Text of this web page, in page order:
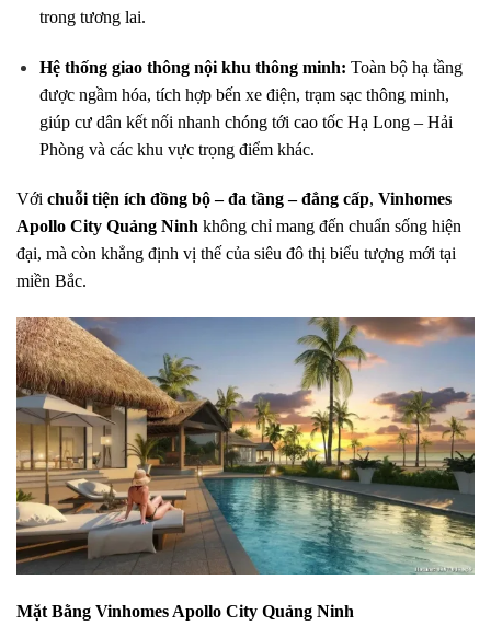
trong tương lai.
Hệ thống giao thông nội khu thông minh: Toàn bộ hạ tầng
được ngầm hóa, tích hợp bến xe điện, trạm sạc thông minh,
giúp cư dân kết nối nhanh chóng tới cao tốc Hạ Long – Hải
Phòng và các khu vực trọng điểm khác.
Với chuỗi tiện ích đồng bộ – đa tầng – đẳng cấp, Vinhomes
Apollo City Quảng Ninh không chỉ mang đến chuẩn sống hiện
đại, mà còn khẳng định vị thế của siêu đô thị biểu tượng mới tại
miền Bắc.
Mặt Bằng Vinhomes Apollo City Quảng Ninh